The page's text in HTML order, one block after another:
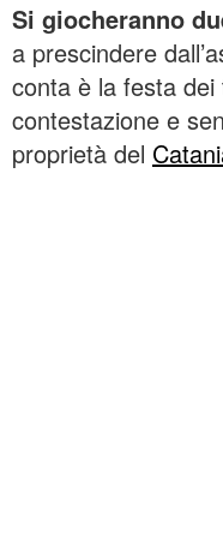
Si giocheranno
a prescindere
conta è la festa
contestazione e
proprietà del